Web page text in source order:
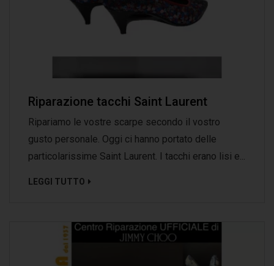
Riparazione tacchi Saint Laurent
Ripariamo le vostre scarpe secondo il vostro
gusto personale. Oggi ci hanno portato delle
particolarissime Saint Laurent. I tacchi erano lisi e...
LEGGI TUTTO